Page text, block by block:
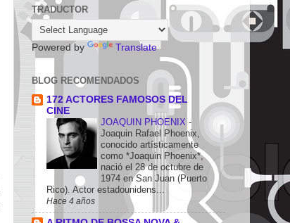
TRADUCTOR
Powered by Translate
BLOG RECOMENDADOS
172 ACTORES FAMOSOS DEL
CINE
JOAQUIN PHOENIX -
Joaquin Rafael Phoenix,
conocido artísticamente
como *Joaquin Phoenix*,
nació el 28 de octubre de
1974 en San Juan (Puerto
Rico). Actor estadounidens...
Hace 4 años